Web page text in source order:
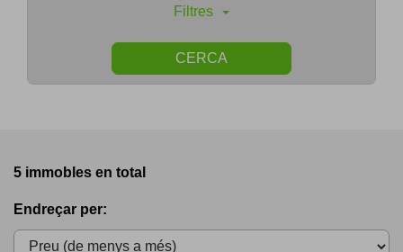
Filtres
CERCA
5 immobles en total
Endreçar per: